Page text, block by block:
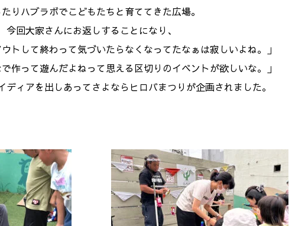
りハブラボでこどもたちと育ててきた広場。
今回大家さんにお返しすることになり、
トして終わって気づいたらなくなってたなぁは寂しいよね。」
作って遊んだよねって思える区切りのイベントが欲しいな。」
ディアを出しあってさよならヒロバまつりが企画されました。